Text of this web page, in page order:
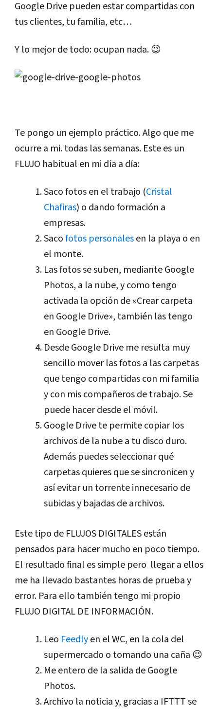
Google Drive pueden estar compartidas con
tus clientes, tu familia, etc…
Y lo mejor de todo: ocupan nada. 😉
Te pongo un ejemplo práctico. Algo que me
ocurre a mi. todas las semanas. Este es un
FLUJO habitual en mi día a día:
Saco fotos en el trabajo (Cristal
Chafiras) o dando formación a
empresas.
Sacofotos personalesen la playa o en
el monte.
Las fotos se suben, mediante Google
Photos, a la nube, y como tengo
activada la opción de «Crear carpeta
en Google Drive», también las tengo
en Google Drive.
Desde Google Drive me resulta muy
sencillo mover las fotos a las carpetas
que tengo compartidas con mi familia
y con mis compañeros de trabajo. Se
puede hacer desde el móvil.
Google Drive te permite copiar los
archivos de la nube a tu disco duro.
Además puedes seleccionar qué
carpetas quieres que se sincronicen y
así evitar un torrente innecesario de
subidas y bajadas de archivos.
Este tipo de FLUJOS DIGITALES están
pensados para hacer mucho en poco tiempo.
El resultado final es simple pero llegar a ellos
me ha llevado bastantes horas de prueba y
error. Para ello también tengo mi propio
FLUJO DIGITAL DE INFORMACIÓN.
Leo Feedlyen el WC, en la cola del
supermercado o tomando una caña 😉
Me entero de la salida de Google
Photos.
Archivo la noticia y, gracias a IFTTT se